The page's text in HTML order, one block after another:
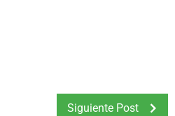
Siguiente Post